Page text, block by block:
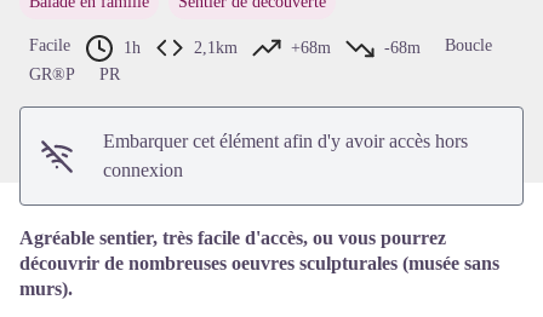
Facile 1h 2,1km +68m -68m
Boucle
GR®P
PR
Embarquer cet élément afin d'y avoir accès hors
connexion
Agréable sentier, très facile d'accès, ou vous pourrez
découvrir de nombreuses oeuvres sculpturales (musée sans
murs).